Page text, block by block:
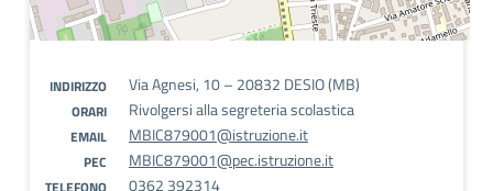
INDIRIZZO Via Agnesi, 10 – 20832 DESIO (MB)
ORARI Rivolgersi alla segreteria scolastica
EMAIL MBIC879001@istruzione.it
PEC MBIC879001@pec.istruzione.it
0362 392314